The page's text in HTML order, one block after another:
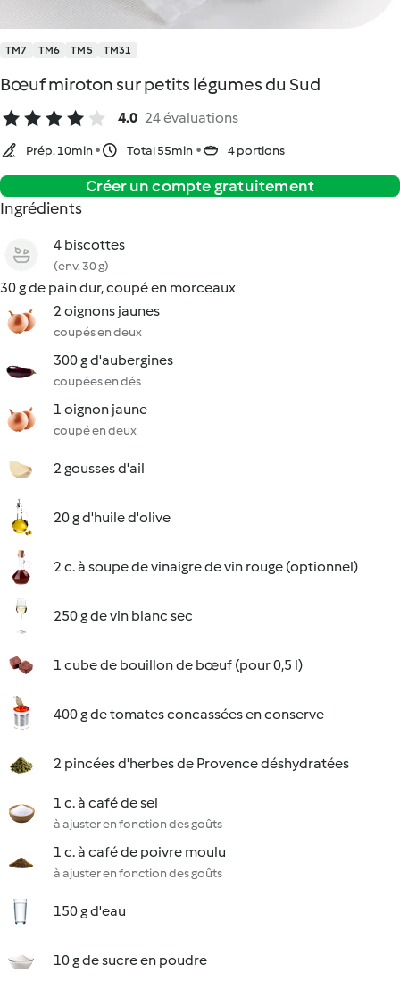
TM7 TM6 TM5 TM31
Bœuf miroton sur petits légumes du Sud
4.0 24 évaluations
Prép. 10min Total 55min 4 portions
Créer un compte gratuitement
Ingrédients
4 biscottes
(env. 30 g)
30 g de pain dur, coupé en morceaux
2 oignons jaunes
coupés en deux
300 g d'aubergines
coupées en dés
1 oignon jaune
coupé en deux
2 gousses d'ail
20 g d'huile d'olive
2 c. à soupe de vinaigre de vin rouge (optionnel)
250 g de vin blanc sec
1 cube de bouillon de bœuf (pour 0,5 l)
400 g de tomates concassées en conserve
2 pincées d'herbes de Provence déshydratées
1 c. à café de sel
à ajuster en fonction des goûts
1 c. à café de poivre moulu
à ajuster en fonction des goûts
150 g d'eau
10 g de sucre en poudre